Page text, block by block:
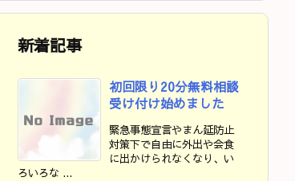
新着記事
初回限り20分無料相談
受け付け始めました
緊急事態宣言やまん延防止
対策下で自由に外出や会食
に出かけられなくなり、い
ろいろな ...